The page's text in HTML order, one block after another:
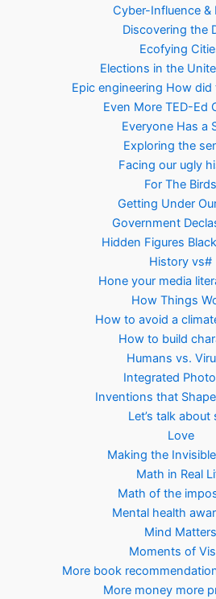
Cyber-Influence &
Discovering the
Ecofying
Elections in the
Epic engineering How
Even More TED-Ed
Everyone Has a
Exploring the
Facing our ugly
For The Birds
Getting Under
Government
Hidden Figures
History vs#
Hone your media
How Things
How to avoid a
How to build
Humans vs.
Integrated
Inventions that
Let’s talk about
Love
Making the
Math in Real
Math of the
Mental health
Mind Matters
Moments of
More book
More money more